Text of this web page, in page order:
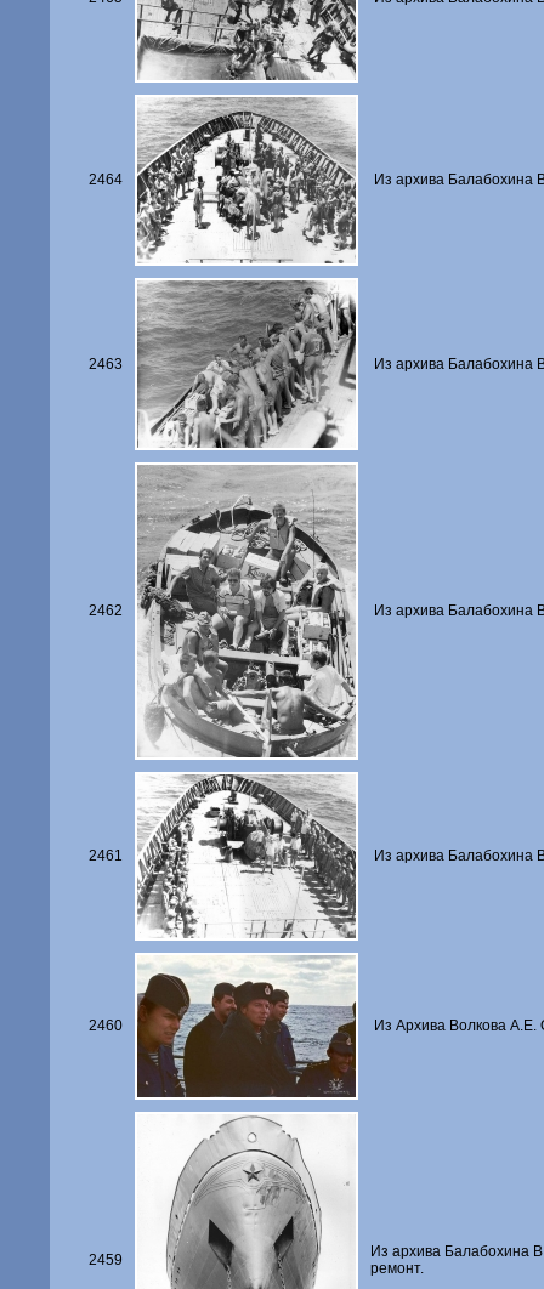
2464 Из архива Балабохина
2463 Из архива Балабохина
2462 Из архива Балабохина
2461 Из архива Балабохина
2460 Из Архива Волкова
2459
Из архива Балабохина
ремонт.